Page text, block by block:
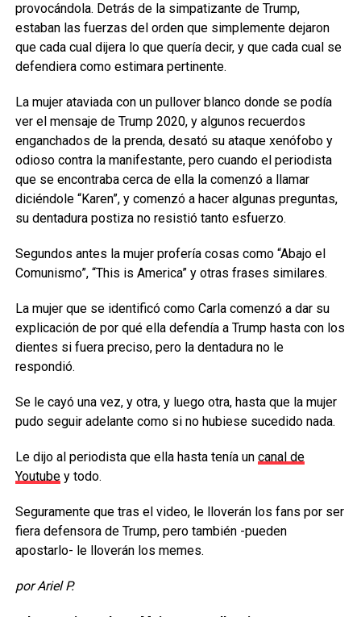
provocándola. Detrás de la simpatizante de Trump,
estaban las fuerzas del orden que simplemente dejaron
que cada cual dijera lo que quería decir, y que cada cual se
defendiera como estimara pertinente.
La mujer ataviada con un pullover blanco donde se podía
ver el mensaje de Trump 2020, y algunos recuerdos
enganchados de la prenda, desató su ataque xenófobo y
odioso contra la manifestante, pero cuando el periodista
que se encontraba cerca de ella la comenzó a llamar
diciéndole “Karen”, y comenzó a hacer algunas preguntas,
su dentadura postiza no resistió tanto esfuerzo.
Segundos antes la mujer profería cosas como “Abajo el
Comunismo”, “This is America” y otras frases similares.
La mujer que se identificó como Carla comenzó a dar su
explicación de por qué ella defendía a Trump hasta con los
dientes si fuera preciso, pero la dentadura no le
respondió.
Se le cayó una vez, y otra, y luego otra, hasta que la mujer
pudo seguir adelante como si no hubiese sucedido nada.
Le dijo al periodista que ella hasta tenía un canal de
Youtubey todo.
Seguramente que tras el video, le lloverán los fans por ser
fiera defensora de Trump, pero también -pueden
apostarlo- le lloverán los memes.
por Ariel P.